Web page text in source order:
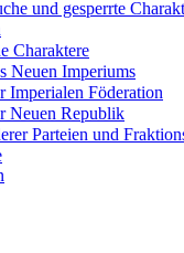
und gesperrte
Charaktere
Neuen Imperiums
Föderation
Neuen Republik
Parteien und